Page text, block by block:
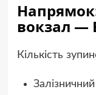
вокзал —
Кількість